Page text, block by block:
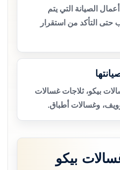
الصيانة التي يتم
حتى التأكد من استقرار
بيكو، ثلاجات غسالات
وغسالات أطباق.
بيكو